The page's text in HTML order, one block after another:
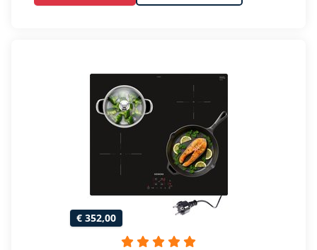
€ 352,00